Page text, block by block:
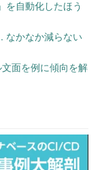
を自動化したほう
なかなか減らない
面を例に傾向を解